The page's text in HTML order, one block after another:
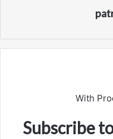
With
Subscribe